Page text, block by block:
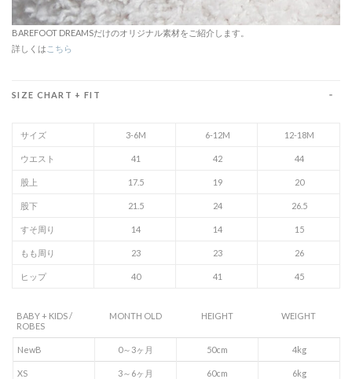
BAREFOOT DREAMSだけのオリジナル素材をご紹介します。
詳しくは こちら
SIZE CHART + FIT
サイズ
ウエスト
股上
股下
すそ周り
もも周り
ヒップ
3-6M
41
17.5
21.5
14
23
40
6-12M
42
19
24
14
23
41
12-18M
44
20
26.5
15
26
45
BABY + KIDS /
ROBES
MONTH OLD HEIGHT WEIGHT
NewB 0～3ヶ月 50cm 4kg
XS 3～6ヶ月 60cm 6kg